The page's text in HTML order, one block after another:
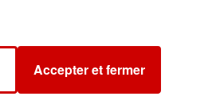
Accepter et fermer